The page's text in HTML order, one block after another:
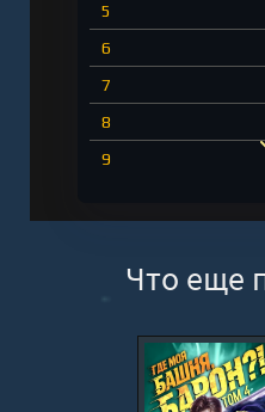
5
6
7
8
9
Что еще